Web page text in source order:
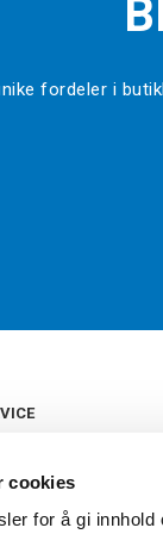
cookies
for å gi
fordeler i